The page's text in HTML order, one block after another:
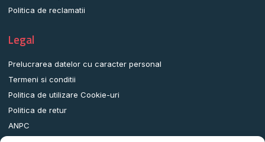
Politica de reclamatii
Legal
Prelucrarea datelor cu caracter personal
Termeni si conditii
Politica de utilizare Cookie-uri
Politica de retur
ANPC